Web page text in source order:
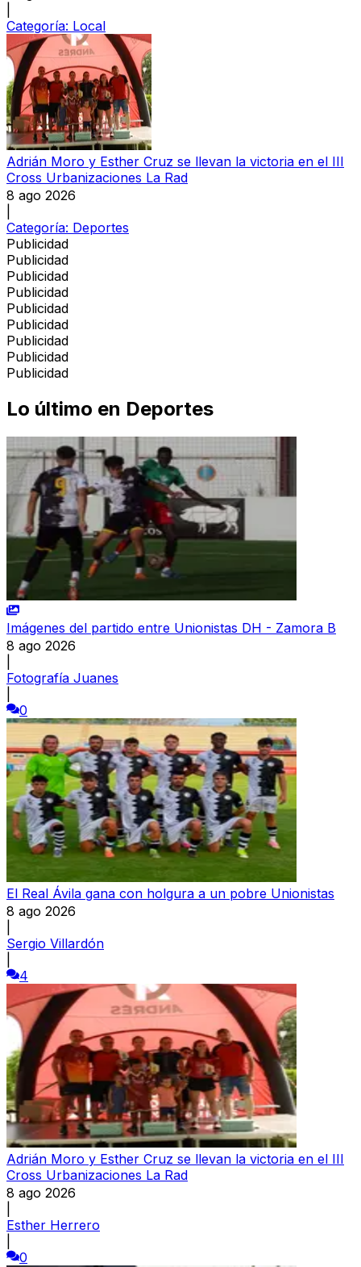
Categoría: Local
Adrián Moro y Esther Cruz se llevan la victoria en el III
Cross Urbanizaciones La Rad
8 ago 2026
Categoría: Deportes
Publicidad
Publicidad
Publicidad
Publicidad
Publicidad
Publicidad
Publicidad
Publicidad
Publicidad
Lo último en Deportes
Imágenes del partido entre Unionistas DH - Zamora B
8 ago 2026
Fotografía Juanes
0
El Real Ávila gana con holgura a un pobre Unionistas
8 ago 2026
Sergio Villardón
4
Adrián Moro y Esther Cruz se llevan la victoria en el III
Cross Urbanizaciones La Rad
8 ago 2026
Esther Herrero
0